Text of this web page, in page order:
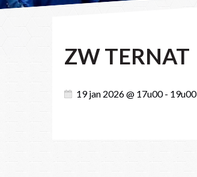
ZW TERNAT
19 jan 2026 @ 17u00 - 19u00